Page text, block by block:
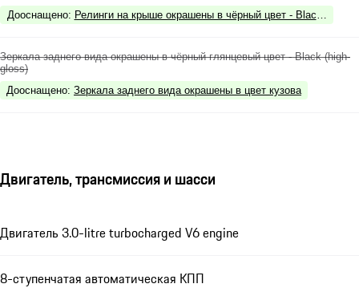
Дооснащено: Релинги на крыше окрашены в чёрный цвет - Black
Зеркала заднего вида окрашены в чёрный глянцевый цвет - Black (high-
gloss)
Дооснащено: Зеркала заднего вида окрашены в цвет кузова
Двигатель, трансмиссия и шасси
Двигатель 3.0-litre turbocharged V6 engine
8-ступенчатая автоматическая КПП